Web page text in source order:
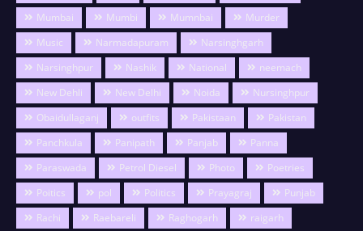
Mumbai
Mumbi Mumnbai
Murder
Music
Narmadapuram
Narsinghgarh
Narsinghpur
Nashik National
neemach
New Dehli
New Delhi Noida
Nursinghpur
Obaidullaganj
outfits Pakistaan
Pakistan
Panchkula
Panipath Panjab
Panna
Paraswada
Petrol Diesel Photo
Poetries
Poitics
pol Politics Prayagraj
Punjab
Rachi
Raebareli Raghogarh raigarh